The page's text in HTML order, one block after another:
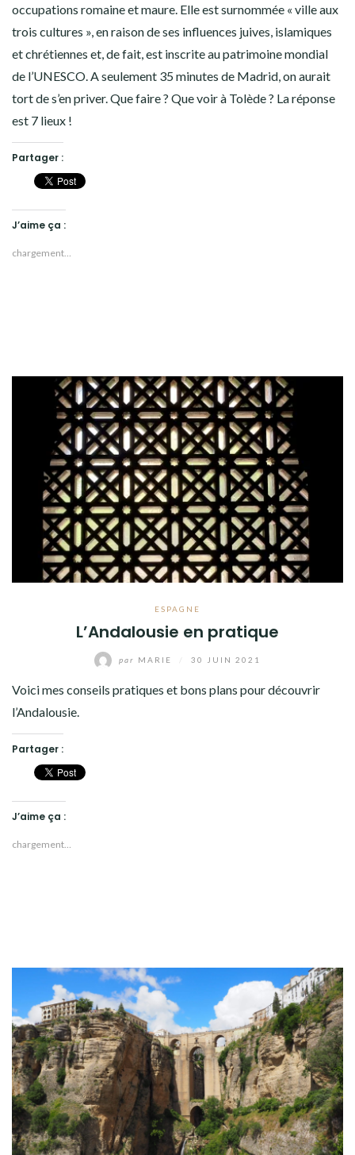
occupations romaine et maure. Elle est surnommée « ville aux
trois cultures », en raison de ses influences juives, islamiques
et chrétiennes et, de fait, est inscrite au patrimoine mondial
de l’UNESCO. A seulement 35 minutes de Madrid, on aurait
tort de s’en priver. Que faire ? Que voir à Tolède ? La réponse
est 7 lieux !
Partager :
J’aime ça :
chargement…
ESPAGNE
L’Andalousie en pratique
par MARIE 30 JUIN 2021
Voici mes conseils pratiques et bons plans pour découvrir
l’Andalousie.
Partager :
J’aime ça :
chargement…